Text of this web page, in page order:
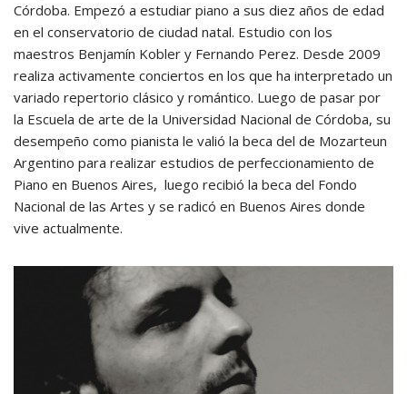
Córdoba. Empezó a estudiar piano a sus diez años de edad
en el conservatorio de ciudad natal. Estudio con los
maestros Benjamín Kobler y Fernando Perez. Desde 2009
realiza activamente conciertos en los que ha interpretado un
variado repertorio clásico y romántico. Luego de pasar por
la Escuela de arte de la Universidad Nacional de Córdoba, su
desempeño como pianista le valió la beca del de Mozarteun
Argentino para realizar estudios de perfeccionamiento de
Piano en Buenos Aires, luego recibió la beca del Fondo
Nacional de las Artes y se radicó en Buenos Aires donde
vive actualmente.